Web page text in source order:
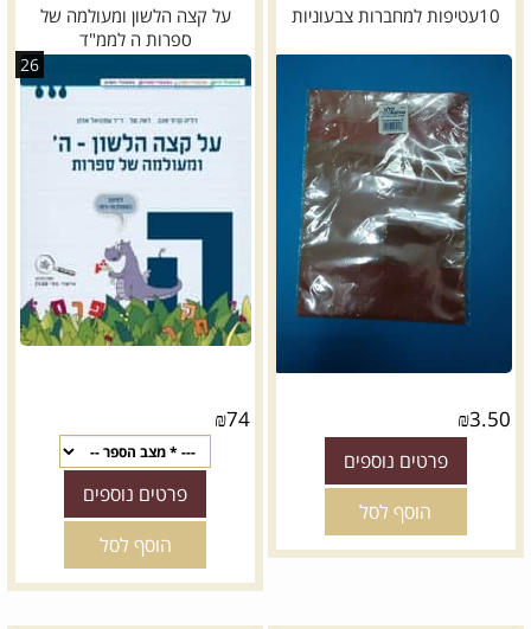
10עטיפות למחברות צבעוניות
₪3.50
פרטים נוספים
הוסף לסל
על קצה הלשון ומעולמה של
ספרות ה לממ"ד
26
₪74
פרטים נוספים
הוסף לסל